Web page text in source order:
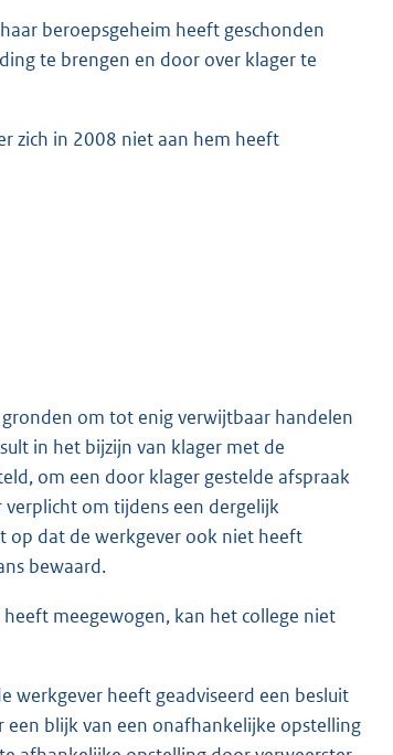
beroepsgeheim heeft geschonden
te brengen en door over klager te
zich in 2008 niet aan hem heeft
om tot enig verwijtbaar handelen
in het bijzijn van klager met de
om een door klager gestelde afspraak
verplicht om tijdens een dergelijk
op dat de werkgever ook niet heeft
bewaard.
meegewogen, kan het college niet
werkgever heeft geadviseerd een besluit
een blijk van een onafhankelijke opstelling